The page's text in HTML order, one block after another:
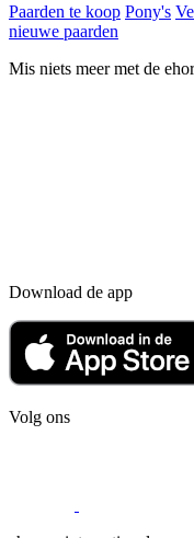
Paarden te koop Pony's
nieuwe paarden
Mis niets meer met de
Download de app
Volg ons